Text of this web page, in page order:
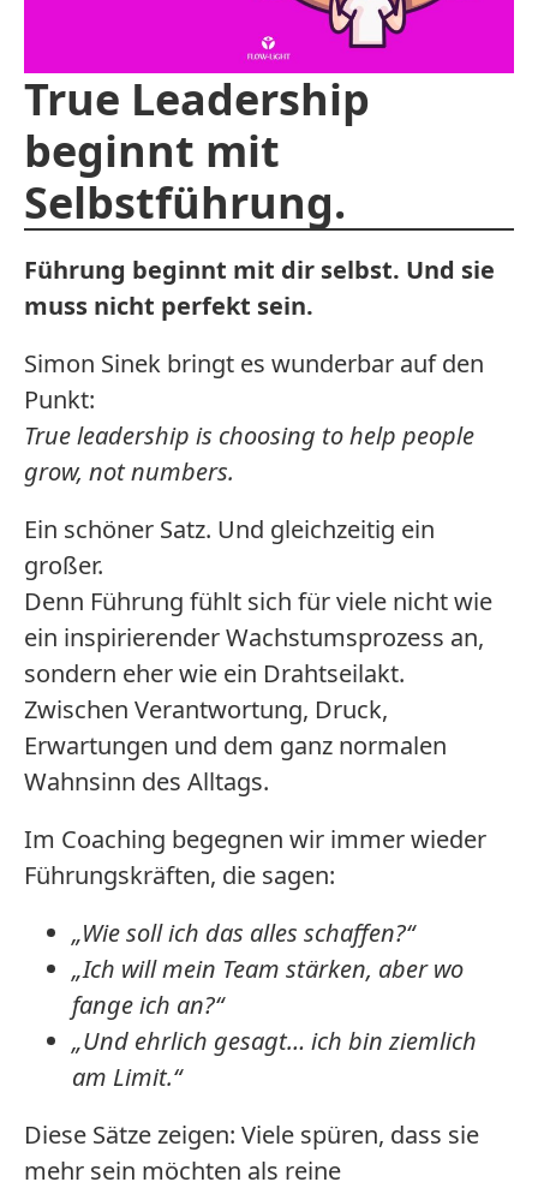
True Leadership
beginnt mit
Selbstführung.
Führung beginnt mit dir selbst. Und sie
muss nicht perfekt sein.
Simon Sinek bringt es wunderbar auf den
Punkt:
True leadership is choosing to help people
grow, not numbers.
Ein schöner Satz. Und gleichzeitig ein
großer.
Denn Führung fühlt sich für viele nicht wie
ein inspirierender Wachstumsprozess an,
sondern eher wie ein Drahtseilakt.
Zwischen Verantwortung, Druck,
Erwartungen und dem ganz normalen
Wahnsinn des Alltags.
Im Coaching begegnen wir immer wieder
Führungskräften, die sagen:
„Wie soll ich das alles schaffen?“
„Ich will mein Team stärken, aber wo
fange ich an?“
„Und ehrlich gesagt… ich bin ziemlich
am Limit.“
Diese Sätze zeigen: Viele spüren, dass sie
mehr sein möchten als reine